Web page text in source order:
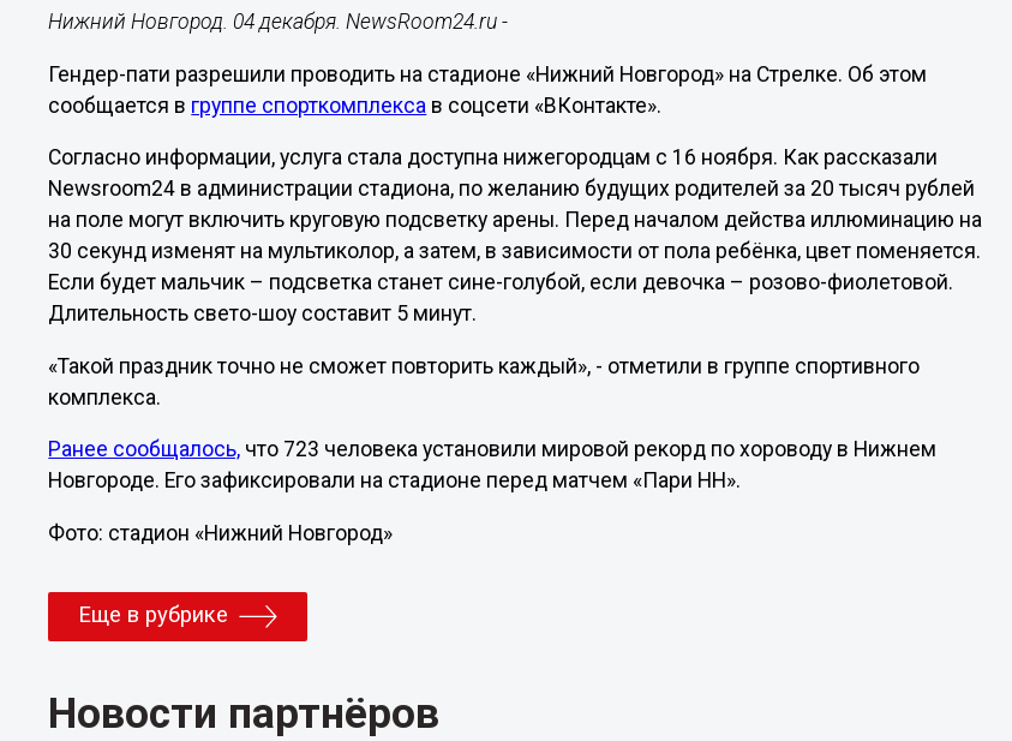
Нижний Новгород. 04 декабря. NewsRoom24.ru -
Гендер-пати разрешили проводить на стадионе «Нижний Новгород» на Стрелке. Об этом
сообщается в группе спорткомплекса в соцсети «ВКонтакте».
Согласно информации, услуга стала доступна нижегородцам с 16 ноября. Как рассказали
Newsroom24 в администрации стадиона, по желанию будущих родителей за 20 тысяч рублей
на поле могут включить круговую подсветку арены. Перед началом действа иллюминацию на
30 секунд изменят на мультиколор, а затем, в зависимости от пола ребёнка, цвет поменяется.
Если будет мальчик – подсветка станет сине-голубой, если девочка – розово-фиолетовой.
Длительность свето-шоу составит 5 минут.
«Такой праздник точно не сможет повторить каждый», - отметили в группе спортивного
комплекса.
Ранее сообщалось, что 723 человека установили мировой рекорд по хороводу в Нижнем
Новгороде. Его зафиксировали на стадионе перед матчем «Пари НН».
Фото: стадион «Нижний Новгород»
Еще в рубрике
Новости партнёров